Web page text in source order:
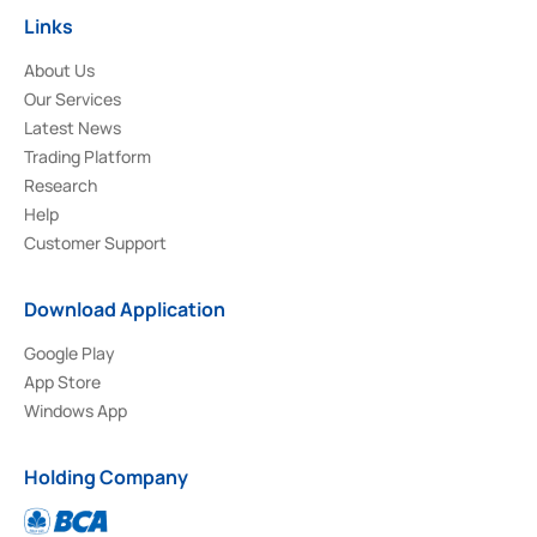
Links
About Us
Our Services
Latest News
Trading Platform
Research
Help
Customer Support
Download Application
Google Play
App Store
Windows App
Holding Company